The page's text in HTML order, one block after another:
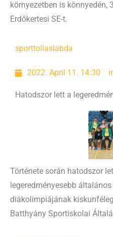
környezetben is könnyedén,
Erdőkertesi SE-t.
sporttollaslabda
2022. April 11. 14:30
Hatodszor lett a
Története során hatodszor
legeredményesebb
diákolimpiájának
Batthyány Sportiskolai